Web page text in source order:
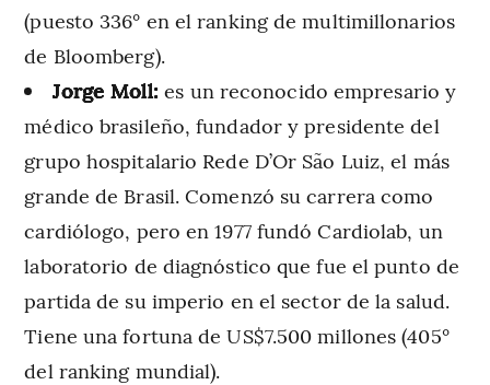
(puesto 336° en el ranking de multimillonarios
de Bloomberg).
Jorge Moll:es un reconocido empresario y
médico brasileño, fundador y presidente del
grupo hospitalario Rede D’Or São Luiz, el más
grande de Brasil. Comenzó su carrera como
cardiólogo, pero en 1977 fundó Cardiolab, un
laboratorio de diagnóstico que fue el punto de
partida de su imperio en el sector de la salud.
Tiene una fortuna de US$7.500 millones (405°
del ranking mundial).